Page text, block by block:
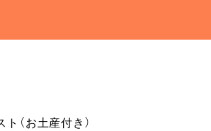
（お土産付き）